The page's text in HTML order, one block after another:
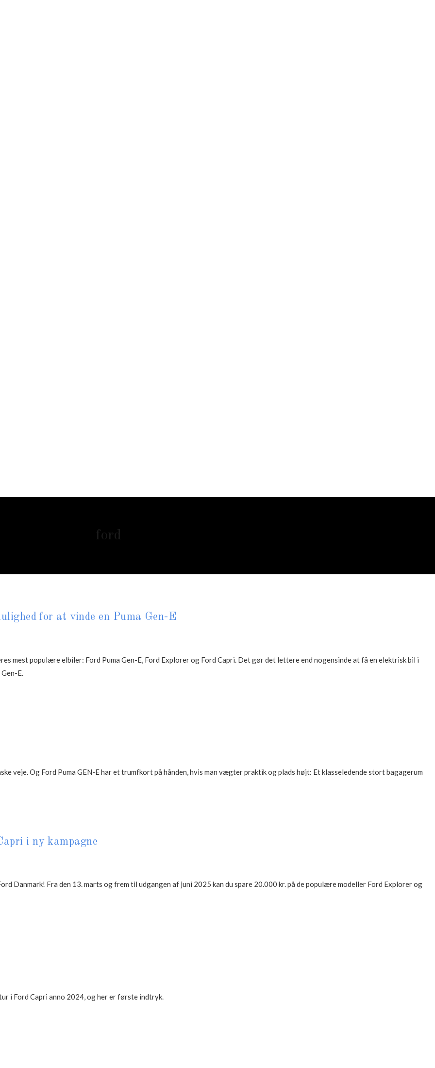
ford
for at vinde en Puma Gen-E
mest populære elbiler: Ford Puma Gen-E, Ford Explorer og Ford Capri. Det gør det lettere end nogensinde at få en elektrisk bil i
E.
veje. Og Ford Puma GEN-E har et trumfkort på hånden, hvis man vægter praktik og plads højt: Et klasseledende stort bagagerum
i ny kampagne
Danmark! Fra den 13. marts og frem til udgangen af juni 2025 kan du spare 20.000 kr. på de populære modeller Ford Explorer og
i Ford Capri anno 2024, og her er første indtryk.